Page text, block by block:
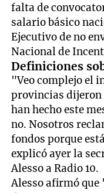
falta de
salario básico
Ejecutivo de no
Nacional de
Definiciones
"Veo complejo el
provincias dijeron
han hecho este
no. Nosotros
fondos porque
explicó ayer la
Alesso a Radio 10.
Alesso afirmó